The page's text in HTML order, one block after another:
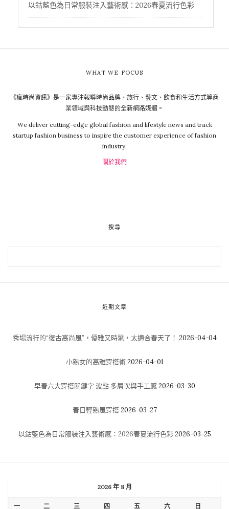
以鈷藍色為日常服裝注入藝術感：2026春夏流行色彩
WHAT WE FOCUS
《瘋時尚資訊》是一家專注報導時尚品牌、旅行、藝文、飲食和生活方式等商
業領域與科技動態的全新網路媒體。
We deliver cutting-edge global fashion and lifestyle news and track
startup fashion business to inspire the customer experience of fashion
industry.
關於我們
搜尋
近期文章
秀場流行的“復古高尚風”，優雅又時髦，太適合春天了！ 2026-04-04
小熟女的高雅穿搭術 2026-04-01
早春六大穿搭關鍵字 波點 多層次與手工感 2026-03-30
春日輕熟風穿搭 2026-03-27
以鈷藍色為日常服裝注入藝術感：2026春夏流行色彩 2026-03-25
2026 年 8 月
一 二 三 四 五 六 日